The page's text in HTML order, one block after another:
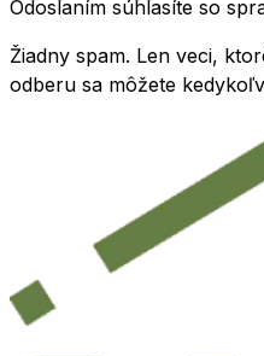
Odoslaním súhlasíte so
Žiadny spam. Len veci,
odberu sa môžete